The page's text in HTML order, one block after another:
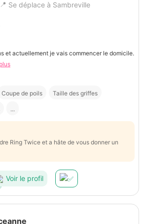
Se déplace à Sambreville
et actuellement je vais commencer le domicile.
Coupe de poils Taille des griffes
...
Ring Twice et a hâte de vous donner un
Voir le profil